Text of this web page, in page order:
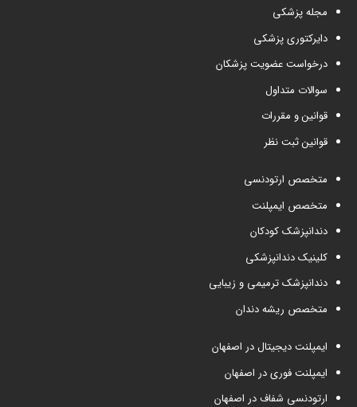
مجله پزشکی
دایرکتوری پزشکی
درخواست عضویت پزشکان
سوالات متداول
قوانین و مقررات
قوانین ثبت نظر
متخصص ارتودنسی
متخصص ایمپلنت
دندانپزشک کودکان
کلینیک دندانپزشکی
دندانپزشک ترمیمی و زیبایی
متخصص ریشه دندان
ایمپلنت دیجیتال در اصفهان
ایمپلنت فوری در اصفهان
ارتودنسی شفاف در اصفهان